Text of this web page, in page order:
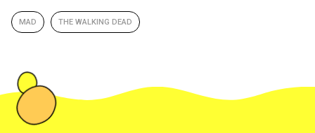
MAD THE WALKING DEAD